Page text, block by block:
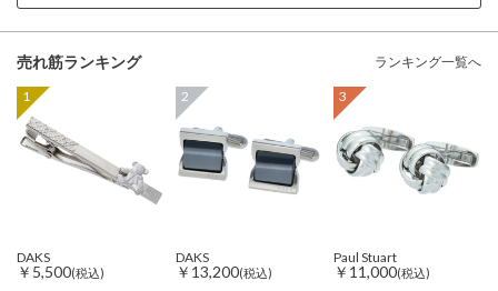
売れ筋ランキング ランキング一覧へ
1
DAKS
￥5,500(税込)
2
DAKS
￥13,200(税込)
3
Paul Stuart
￥11,000(税込)